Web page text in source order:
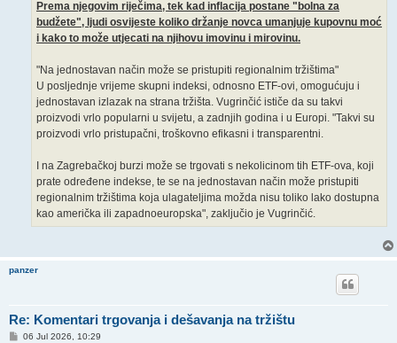
Prema njegovim riječima, tek kad inflacija postane "bolna za
budžete", ljudi osvijeste koliko držanje novca umanjuje kupovnu moć
i kako to može utjecati na njihovu imovinu i mirovinu.
"Na jednostavan način može se pristupiti regionalnim tržištima"
U posljednje vrijeme skupni indeksi, odnosno ETF-ovi, omogućuju i
jednostavan izlazak na strana tržišta. Vugrinčić ističe da su takvi
proizvodi vrlo popularni u svijetu, a zadnjih godina i u Europi. "Takvi su
proizvodi vrlo pristupačni, troškovno efikasni i transparentni.
I na Zagrebačkoj burzi može se trgovati s nekolicinom tih ETF-ova, koji
prate određene indekse, te se na jednostavan način može pristupiti
regionalnim tržištima koja ulagateljima možda nisu toliko lako dostupna
kao američka ili zapadnoeuropska", zaključio je Vugrinčić.
panzer
Re: Komentari trgovanja i dešavanja na tržištu
P06 Jul 2026, 10:29